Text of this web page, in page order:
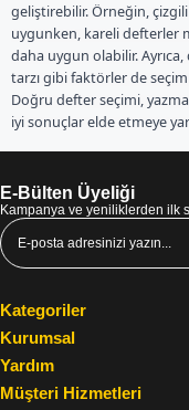
geliştirebilir. Örneğin,
uygunken, kareli defterler
daha uygun olabilir.
tarzı gibi faktörler de
Doğru defter seçimi,
iyi sonuçlar elde etmeye
E-Bülten Üyeliği
Kampanya ve yeniliklerden ilk
Kategoriler
Kurumsal
Yardım
Müşteri Hizmetleri